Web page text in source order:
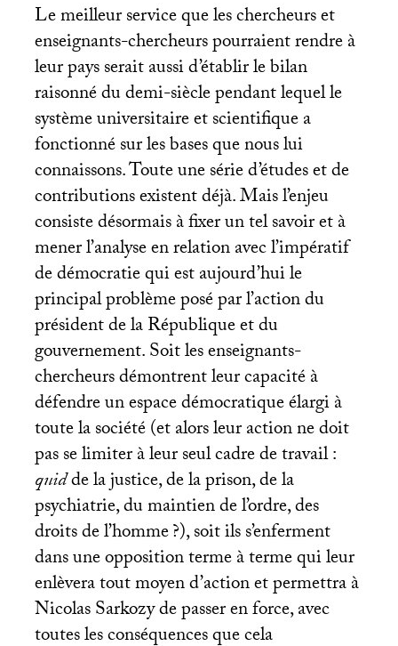
Le meilleur service que les chercheurs et
enseignants-chercheurs pourraient rendre à
leur pays serait aussi d’établir le bilan
raisonné du demi-siècle pendant lequel le
système universitaire et scientifique a
fonctionné sur les bases que nous lui
connaissons. Toute une série d’études et de
contributions existent déjà. Mais l’enjeu
consiste désormais à fixer un tel savoir et à
mener l’analyse en relation avec l’impératif
de démocratie qui est aujourd’hui le
principal problème posé par l’action du
président de la République et du
gouvernement. Soit les enseignants-
chercheurs démontrent leur capacité à
défendre un espace démocratique élargi à
toute la société (et alors leur action ne doit
pas se limiter à leur seul cadre de travail :
quidde la justice, de la prison, de la
psychiatrie, du maintien de l’ordre, des
droits de l’homme?), soit ils s’enferment
dans une opposition terme à terme qui leur
enlèvera tout moyen d’action et permettra à
Nicolas Sarkozy de passer en force, avec
toutes les conséquences que cela